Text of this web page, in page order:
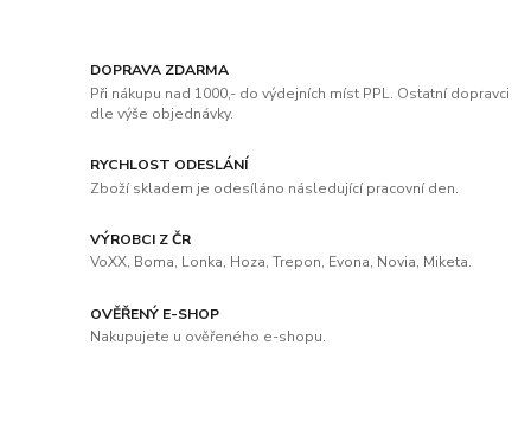
DOPRAVA ZDARMA
Při nákupu nad 1000,- do výdejních míst PPL. Ostatní dopravci
dle výše objednávky.
RYCHLOST ODESLÁNÍ
Zboží skladem je odesíláno následující pracovní den.
VÝROBCI Z ČR
VoXX, Boma, Lonka, Hoza, Trepon, Evona, Novia, Miketa.
OVĚŘENÝ E-SHOP
Nakupujete u ověřeného e-shopu.